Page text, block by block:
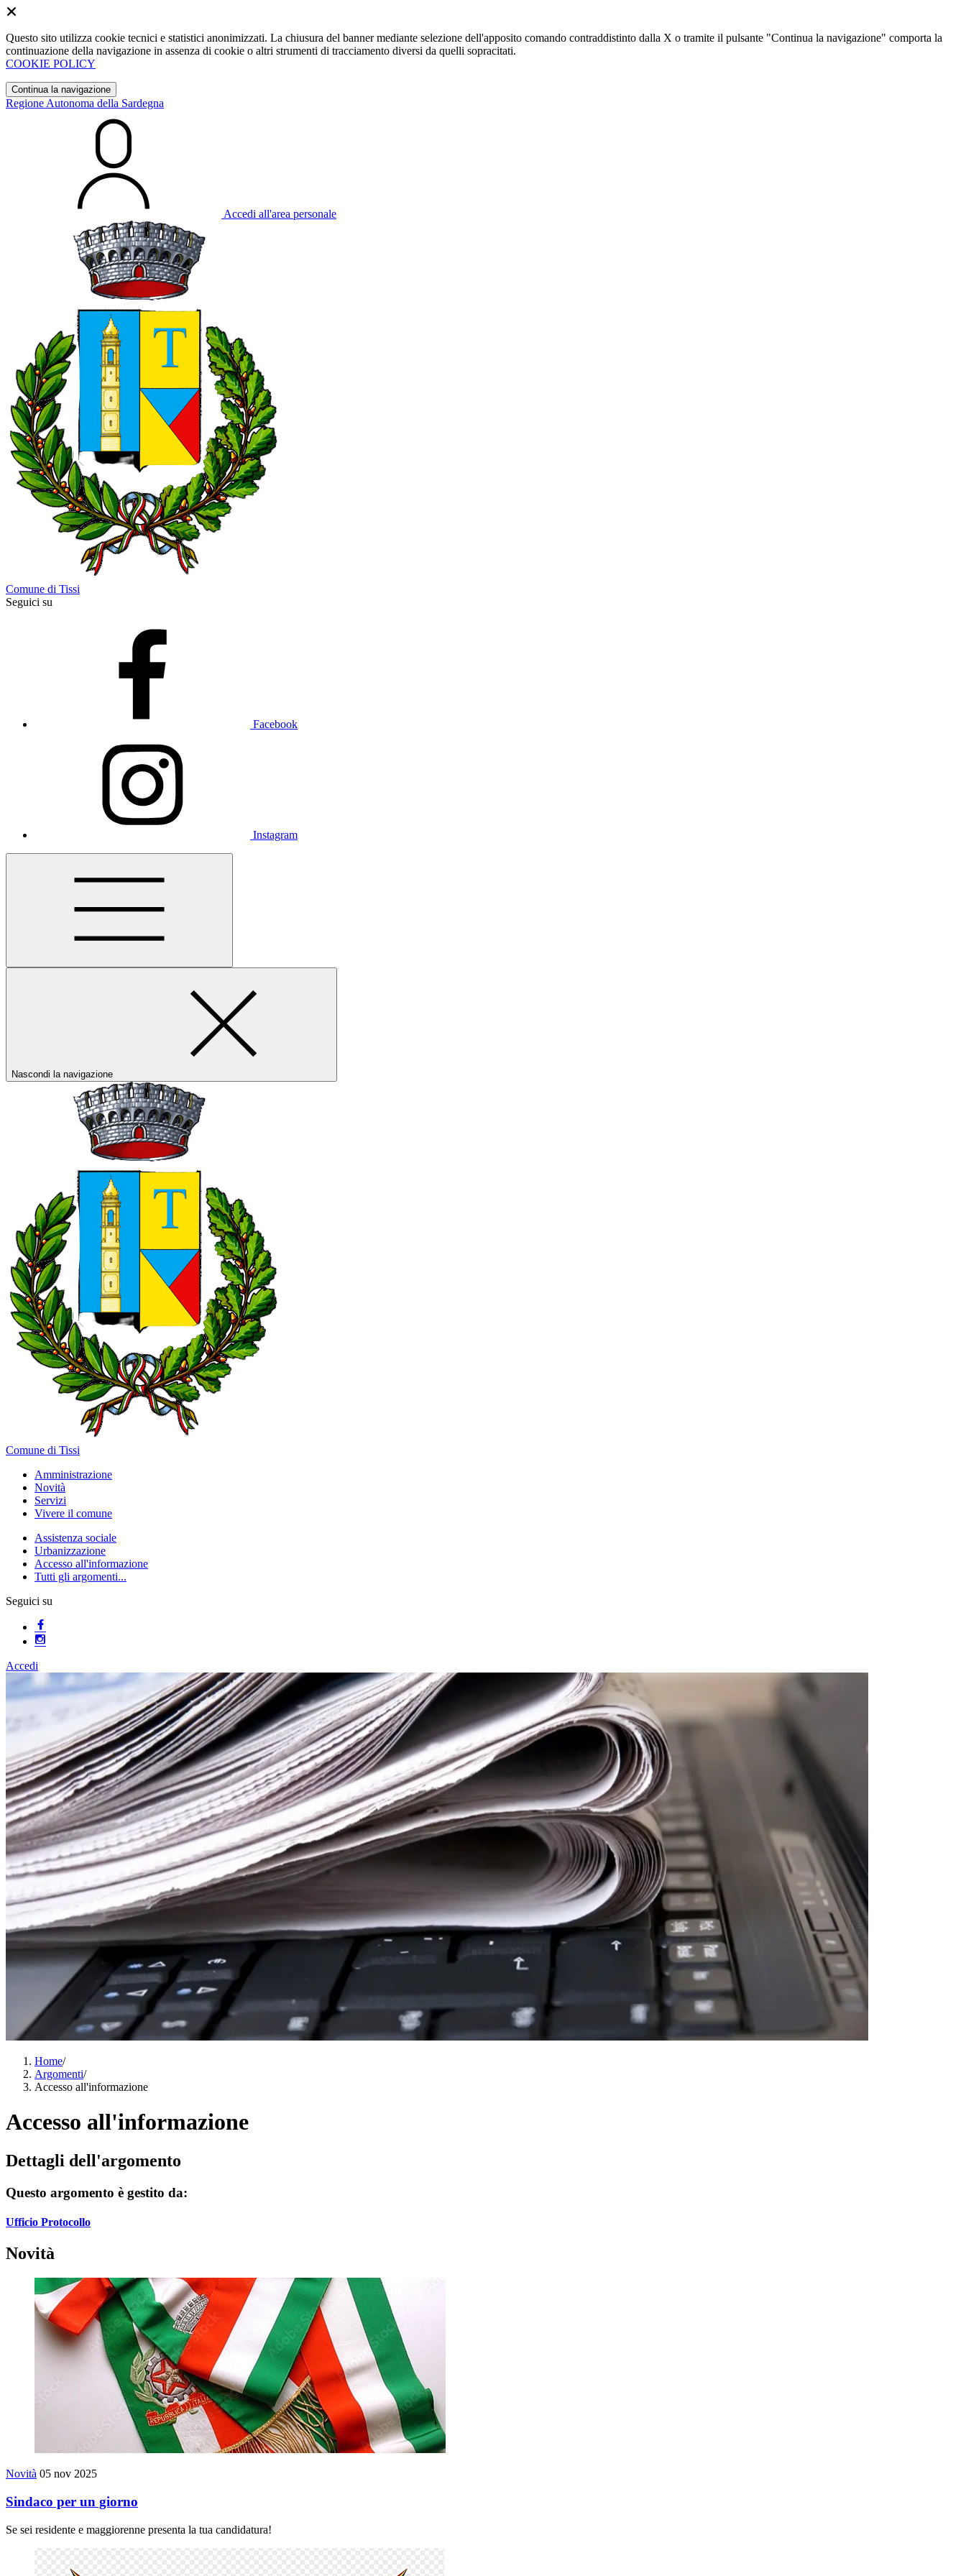
Questo sito utilizza cookie tecnici e statistici anonimizzati. La chiusura del banner mediante selezione dell'apposito comando contraddistinto dalla X o tramite il pulsante "Continua la navigazione" comporta la
continuazione della navigazione in assenza di cookie o altri strumenti di tracciamento diversi da quelli sopracitati.
COOKIE POLICY
Continua la navigazione
Regione Autonoma della Sardegna
Accedi all'area personale
Comune di Tissi
Seguici su
Facebook
Instagram
Nascondi la navigazione
Comune di Tissi
Amministrazione
Novità
Servizi
Vivere il comune
Assistenza sociale
Urbanizzazione
Accesso all'informazione
Tutti gli argomenti...
Seguici su
Accedi
Home/
Argomenti/
Accesso all'informazione
Accesso all'informazione
Dettagli dell'argomento
Questo argomento è gestito da:
Ufficio Protocollo
Novità
Novità 05 nov 2025
Sindaco per un giorno
Se sei residente e maggiorenne presenta la tua candidatura!